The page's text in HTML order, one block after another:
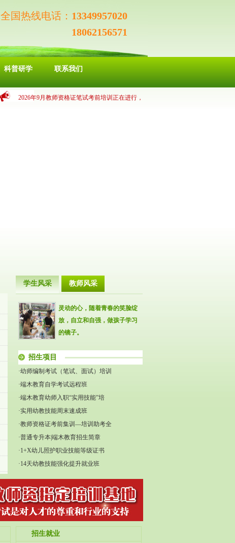
全国热线电话： 13349957020
18062156571
科普研学 联系我们
2026年9月教师资格证笔试考前培训正在进行，
学生风采 教师风采
灵动的心，随着青春的笑脸绽
放，自立和自强，做孩子学习
的镜子。
招生项目
·幼师编制考试（笔试、面试）培训
·端木教育自学考试远程班
·端木教育幼师入职“实用技能”培
·实用幼教技能周末速成班
·教师资格证考前集训—培训助考全
·普通专升本|端木教育招生简章
·1+X幼儿照护职业技能等级证书
·14天幼教技能强化提升就业班
招生就业